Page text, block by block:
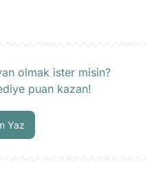
olmak ister misin?
puan kazan!
Yaz